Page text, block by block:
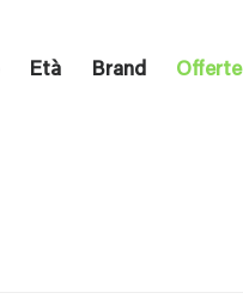
Età Brand Offerte